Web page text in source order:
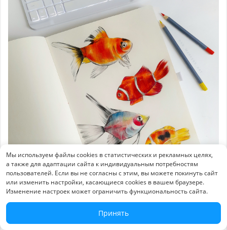
Мы используем файлы cookies в статистических и рекламных целях,
а также для адаптации сайта к индивидуальным потребностям
пользователей. Если вы не согласны с этим, вы можете покинуть сайт
или изменить настройки, касающиеся cookies в вашем браузере.
Изменение настроек может ограничить функциональность сайта.
Принять